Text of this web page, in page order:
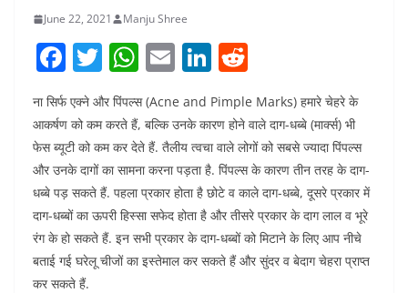
June 22, 2021 Manju Shree
F
c
e
b
o
o
k
T
w
itt
er
W
at
s
A
p
p
E
ai
l
Li
n
k
e
dI
n
d
di
t
ना सिर्फ एक्ने और पिंपल्स (Acne and Pimple Marks) हमारे चेहरे के
आकर्षण को कम करते हैं, बल्कि उनके कारण होने वाले दाग-धब्बे (मार्क्स) भी
फेस ब्यूटी को कम कर देते हैं. तैलीय त्वचा वाले लोगों को सबसे ज्यादा पिंपल्स
और उनके दागों का सामना करना पड़ता है. पिंपल्स के कारण तीन तरह के दाग-
धब्बे पड़ सकते हैं. पहला प्रकार होता है छोटे व काले दाग-धब्बे, दूसरे प्रकार में
दाग-धब्बों का ऊपरी हिस्सा सफेद होता है और तीसरे प्रकार के दाग लाल व भूरे
रंग के हो सकते हैं. इन सभी प्रकार के दाग-धब्बों को मिटाने के लिए आप नीचे
बताई गई घरेलू चीजों का इस्तेमाल कर सकते हैं और सुंदर व बेदाग चेहरा प्राप्त
कर सकते हैं.